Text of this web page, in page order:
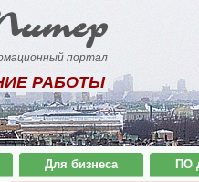
портал
РАБОТЫ
Для бизнеса ПО